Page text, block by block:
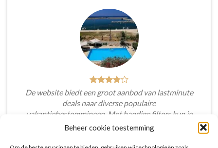
Beheer cookie toestemming
De website biedt een groot aanbod van lastminute
deals naar diverse populaire
vakantiebestemmingen. Met handige filters kun je
eenvoudig zoeken op reisduur, bestemming en
budget. De prijzen zijn zeer competitief en worden
continu vergeleken met andere aanbieders. Je hebt